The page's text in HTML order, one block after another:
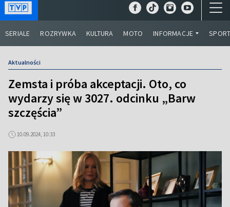
SERIALE ROZRYWKA KULTURA MOTO INFORMACJE
Aktualności
Zemsta i próba akceptacji. Oto, co
wydarzy się w 3027. odcinku „Barw
szczęścia”
10.09.2024, 10:33